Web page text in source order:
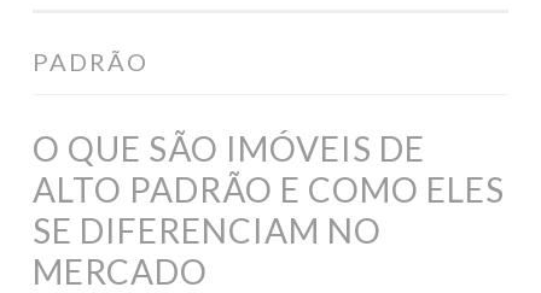
PADRÃO
O QUE SÃO IMÓVEIS DE
ALTO PADRÃO E COMO ELES
SE DIFERENCIAM NO
MERCADO